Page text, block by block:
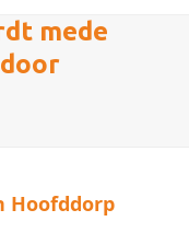
mede
Hoofddorp